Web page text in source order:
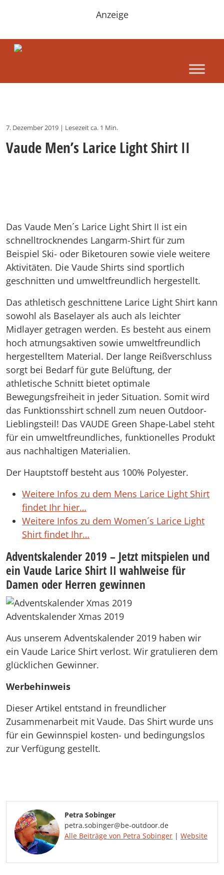
Anzeige
7. Dezember 2019 | Lesezeit ca. 1 Min.
Vaude Men’s Larice Light Shirt II
Das Vaude Men´s Larice Light Shirt II ist ein
schnelltrocknendes Langarm-Shirt für zum
Beispiel Ski- oder Biketouren sowie viele weitere
Aktivitäten. Die Vaude Shirts sind sportlich
geschnitten und umweltfreundlich hergestellt.
Das athletisch geschnittene Larice Light Shirt kann
sowohl als Baselayer als auch als leichter
Midlayer getragen werden. Es besteht aus einem
hoch atmungsaktiven sowie umweltfreundlich
hergestelltem Material. Der lange Reißverschluss
sorgt bei Bedarf für gute Belüftung, der
athletische Schnitt bietet optimale
Bewegungsfreiheit in jeder Situation. Somit wird
das Funktionsshirt schnell zum neuen Outdoor-
Lieblingsteil! Das VAUDE Green Shape-Label steht
für ein umweltfreundliches, funktionelles Produkt
aus nachhaltigen Materialien.
Der Hauptstoff besteht aus 100% Polyester.
Weitere Infos zu dem Mens Larice Light Shirt
findet Ihr hier…
Weitere Infos zu dem Women´s Larice Light
Shirt findet Ihr…
Adventskalender 2019 – Jetzt mitspielen und
ein Vaude Larice Shirt II wahlweise für
Damen oder Herren gewinnen
Adventskalender Xmas 2019
Aus unserem Adventskalender 2019 haben wir
ein Vaude Larice Shirt verlost. Wir gratulieren dem
glücklichen Gewinner.
Werbehinweis
Dieser Artikel entstand in freundlicher
Zusammenarbeit mit Vaude. Das Shirt wurde uns
für ein Gewinnspiel kosten- und bedingungslos
zur Verfügung gestellt.
Petra Sobinger
petra.sobinger@be-outdoor.de
Alle Beiträge von Petra Sobinger | Website